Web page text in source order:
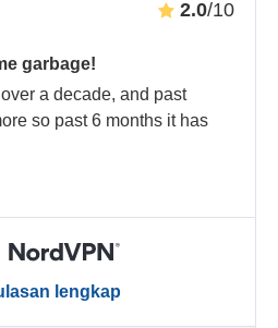
2.0/10
garbage!
a decade, and past
so past 6 months it has
lengkap